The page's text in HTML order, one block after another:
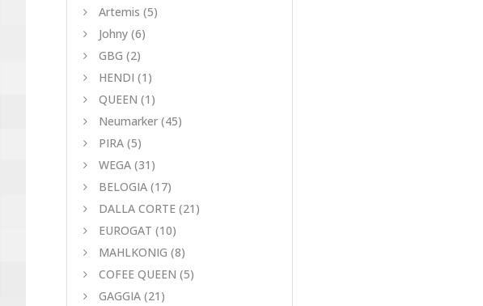
Artemis (5)
Johny (6)
GBG (2)
HENDI (1)
QUEEN (1)
Neumarker (45)
PIRA (5)
WEGA (31)
BELOGIA (17)
DALLA CORTE (21)
EUROGAT (10)
MAHLKONIG (8)
COFEE QUEEN (5)
GAGGIA (21)